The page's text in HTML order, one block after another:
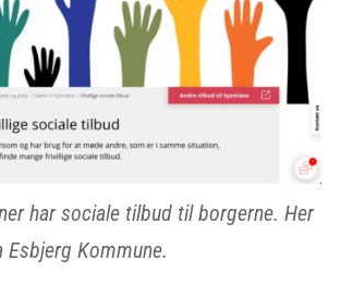
har sociale tilbud til borgerne. Her
Kommune.